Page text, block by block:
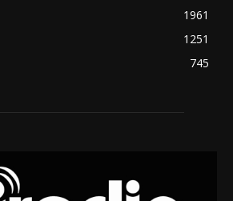
1961
1251
745